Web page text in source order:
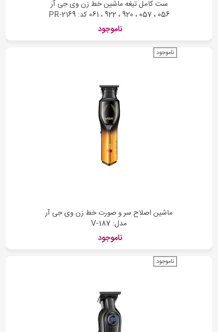
ست کامل تیغه ماشین خط زن وی جی آر
056 ، 057 ، 920 ، 922 ، 061 کد: PR-2169
ناموجود
ناموجود
ماشین اصلاح سر و صورت خط زن وی جی آر
مدل: V-187
ناموجود
ناموجود